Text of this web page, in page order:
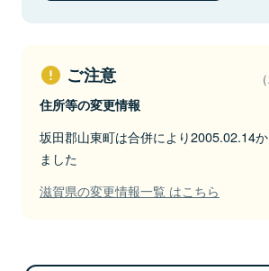
ご注意
住所等の変更情報
坂田郡山東町は合併により2005.02.14
ました
滋賀県の変更情報一覧 はこちら